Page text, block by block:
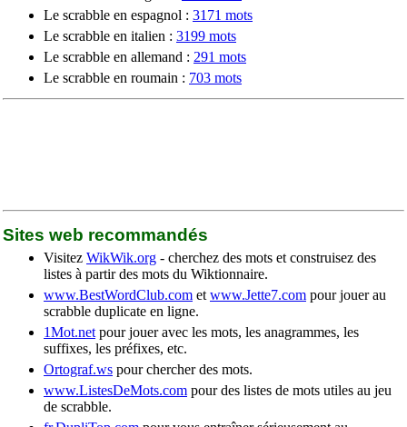
Le scrabble en espagnol : 3171 mots
Le scrabble en italien : 3199 mots
Le scrabble en allemand : 291 mots
Le scrabble en roumain : 703 mots
Sites web recommandés
Visitez WikWik.org - cherchez des mots et construisez des
listes à partir des mots du Wiktionnaire.
www.BestWordClub.com et www.Jette7.com pour jouer au
scrabble duplicate en ligne.
1Mot.net pour jouer avec les mots, les anagrammes, les
suffixes, les préfixes, etc.
Ortograf.ws pour chercher des mots.
www.ListesDeMots.com pour des listes de mots utiles au jeu
de scrabble.